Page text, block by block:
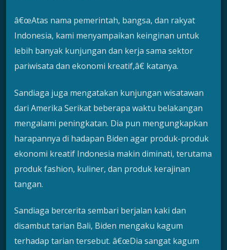
â€œAtas nama pemerintah, bangsa, dan rakyat
Indonesia, kami menyampaikan keinginan untuk
lebih banyak kunjungan dan kerja sama sektor
pariwisata dan ekonomi kreatif,â€ katanya.
Sandiaga juga mengatakan kunjungan wisatawan
dari Amerika Serikat beberapa waktu belakangan
mengalami peningkatan. Dia pun mengungkapkan
harapannya di hadapan Biden agar produk-produk
ekonomi kreatif Indonesia makin diminati, terutama
produk fashion, kuliner, dan produk kerajinan
tangan.
Sandiaga bercerita sembari berjalan kaki dan
disambut tarian Bali, Biden mengaku kagum
terhadap tarian tersebut. â€œDia sangat kagum